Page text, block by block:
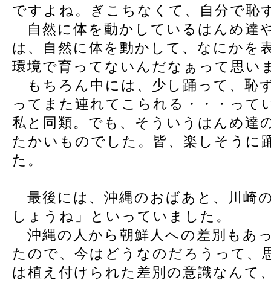
ですよね。ぎこちなくて、自分で恥
自然に体を動かしているはんめ達
は、自然に体を動かして、なにかを
環境で育ってないんだなぁって思い
もちろん中には、少し踊って、恥
ってまた連れてこられる・・・って
私と同類。でも、そういうはんめ達
たかいものでした。皆、楽しそうに
た。
最後には、沖縄のおばあと、川崎
しょうね」といっていました。
沖縄の人から朝鮮人への差別もあ
たので、今はどうなのだろうって、
は植え付けられた差別の意識なんて